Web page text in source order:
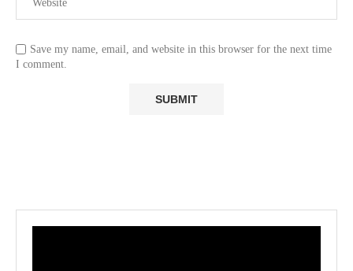
Save my name, email, and website in this browser for the next time
I comment.